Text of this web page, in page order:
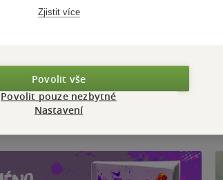
Zjistit více
Povolit vše
Povolit pouze nezbytné
Nastavení